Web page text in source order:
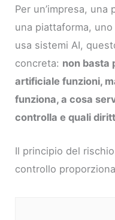
Per un’impresa, una
una piattaforma,
usa sistemi AI,
concreta: non basta
artificiale funzioni,
funziona, a cosa
controlla e quali
Il principio del
controllo